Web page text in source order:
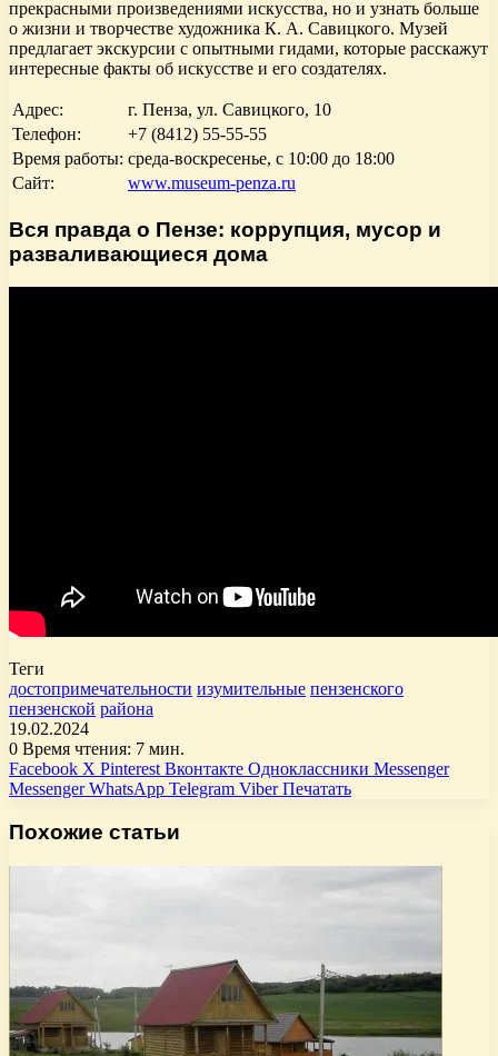
прекрасными произведениями искусства, но и узнать больше
о жизни и творчестве художника К. А. Савицкого. Музей
предлагает экскурсии с опытными гидами, которые расскажут
интересные факты об искусстве и его создателях.
Адрес:
г. Пенза, ул. Савицкого, 10
Телефон:
+7 (8412) 55-55-55
Время работы: среда-воскресенье, с 10:00 до 18:00
Сайт:
www.museum-penza.ru
Вся правда о Пензе: коррупция, мусор и
разваливающиеся дома
Теги
достопримечательности изумительные пензенского
пензенской района
19.02.2024
0 Время чтения: 7 мин.
Facebook X Pinterest Вконтакте Одноклассники Messenger
Messenger WhatsApp Telegram Viber Печатать
Похожие статьи